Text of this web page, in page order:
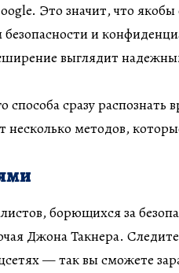
Это значит, что якобы
и
выглядит
способа сразу распознать
несколько методов,
борющихся за
Джона Такнера. Следите
— так вы сможете